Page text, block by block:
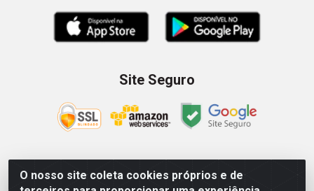
O nosso site coleta cookies próprios e de
Site Seguro
Zein Importação e Comércio LTDA - Av. Senador Queiróz, 274